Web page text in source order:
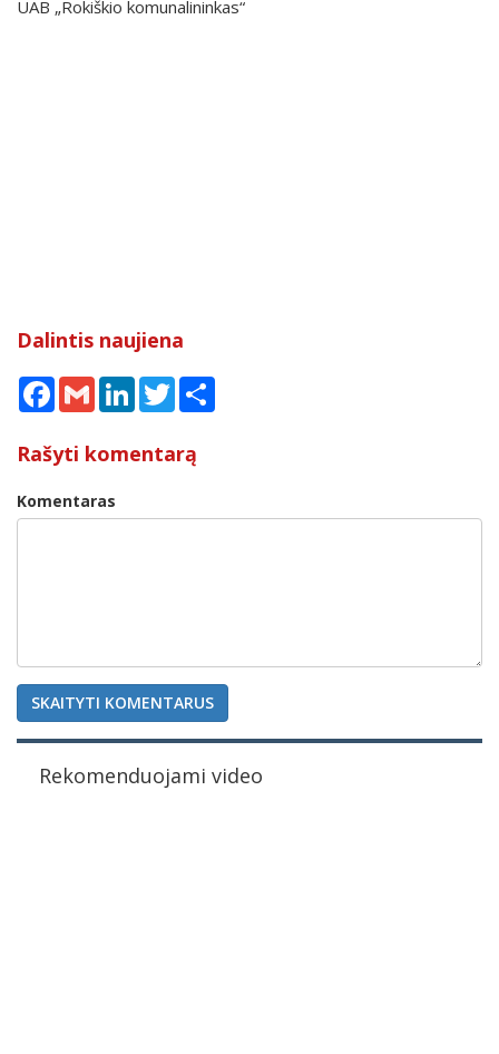
UAB „Rokiškio komunalininkas“
Dalintis naujiena
Facebook
Gmail LinkedInTwitter
Rašyti komentarą
Komentaras
SKAITYTI KOMENTARUS
Rekomenduojami video